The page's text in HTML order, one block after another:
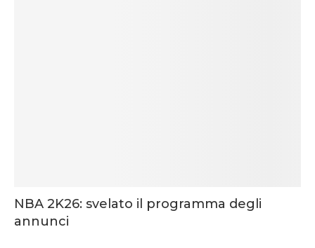
NBA 2K26: svelato il programma degli
annunci